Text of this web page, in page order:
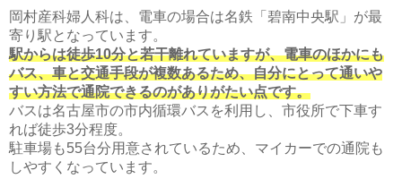
岡村産科婦人科は、電車の場合は名鉄「碧南中央駅」が最
寄り駅となっています。
駅からは徒歩10分と若干離れていますが、電車のほかにも
バス、車と交通手段が複数あるため、自分にとって通いや
すい方法で通院できるのがありがたい点です。
バスは名古屋市の市内循環バスを利用し、市役所で下車す
れば徒歩3分程度。
駐車場も55台分用意されているため、マイカーでの通院も
しやすくなっています。